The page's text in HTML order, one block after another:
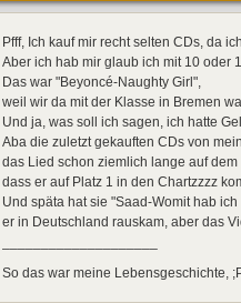
Pfff, Ich kauf mir recht selten CDs, da
Aber ich hab mir glaub ich mit 10 oder
Das war "Beyoncé-Naughty Girl",
weil wir da mit der Klasse in Bremen
Und ja, was soll ich sagen, ich hatte
Aba die zuletzt gekauften CDs von
das Lied schon ziemlich lange auf
dass er auf Platz 1 in den Chartzzzz
Und späta hat sie "Saad-Womit hab
er in Deutschland rauskam, aber das
So das war meine Lebensgeschichte,